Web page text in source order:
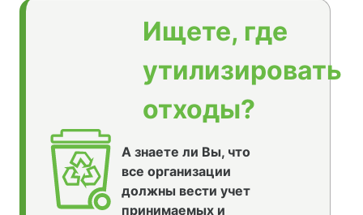
Ищете, где
утилизировать
отходы?
А знаете ли Вы, что
все организации
должны вести учет
принимаемых и